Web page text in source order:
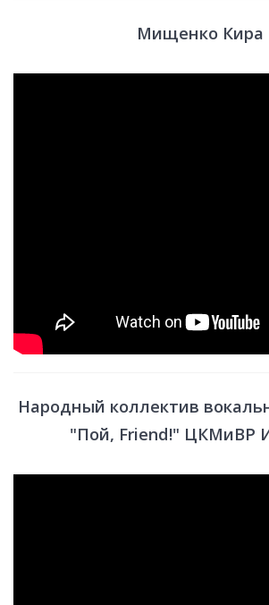
Мищенко Кира
Народный коллектив
"Пой, Friend!" ЦКМиВР